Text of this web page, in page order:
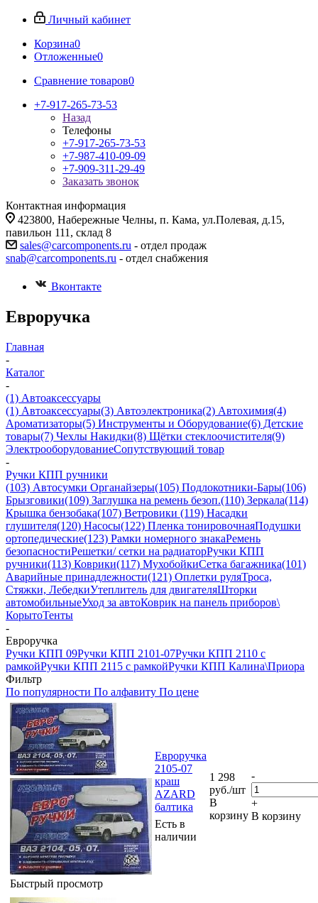
Личный кабинет
Корзина0
Отложенные0
Сравнение товаров0
+7-917-265-73-53
Назад
Телефоны
+7-917-265-73-53
+7-987-410-09-09
+7-909-311-29-49
Заказать звонок
Контактная информация
423800, Набережные Челны, п. Кама, ул.Полевая, д.15,
павильон 111, склад 8
sales@carcomponents.ru - отдел продаж
snab@carcomponents.ru - отдел снабжения
Вконтакте
Евроручка
Главная
-
Каталог
-
(1) Автоаксессуары
(1) Автоаксессуары(3) Автоэлектроника(2) Автохимия(4)
Ароматизаторы(5) Инструменты и Оборудование(6) Детские
товары(7) Чехлы Накидки(8) Щётки стеклоочистителя(9)
ЭлектрооборудованиеСопутствующий товар
-
Ручки КПП ручники
(103) Автосумки Органайзеры(105) Подлокотники-Бары(106)
Брызговики(109) Заглушка на ремень безоп.(110) Зеркала(114)
Крышка бензобака(107) Ветровики (119) Насадки
глушителя(120) Насосы(122) Пленка тонировочнаяПодушки
ортопедические(123) Рамки номерного знакаРемень
безопасностиРешетки/ сетки на радиаторРучки КПП
ручники(113) Коврики(117) МухобойкиСетка багажника(101)
Аварийные принадлежности(121) Оплетки руляТроса,
Стяжки, ЛебедкиУтеплитель для двигателяШторки
автомобильныеУход за автоКоврик на панель приборов\
КорытоТенты
-
Евроручка
Ручки КПП 09Ручки КПП 2101-07Ручки КПП 2110 с
рамкойРучки КПП 2115 с рамкойРучки КПП Калина\Приора
Фильтр
По популярности По алфавиту По цене
Быстрый просмотр
Евроручка
2105-07
краш
AZARD
балтика
Есть в
наличии
1 298
руб./шт
В
корзину
-
+
В корзину